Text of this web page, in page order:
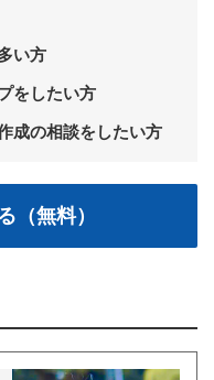
い方
をしたい方
成の相談をしたい方